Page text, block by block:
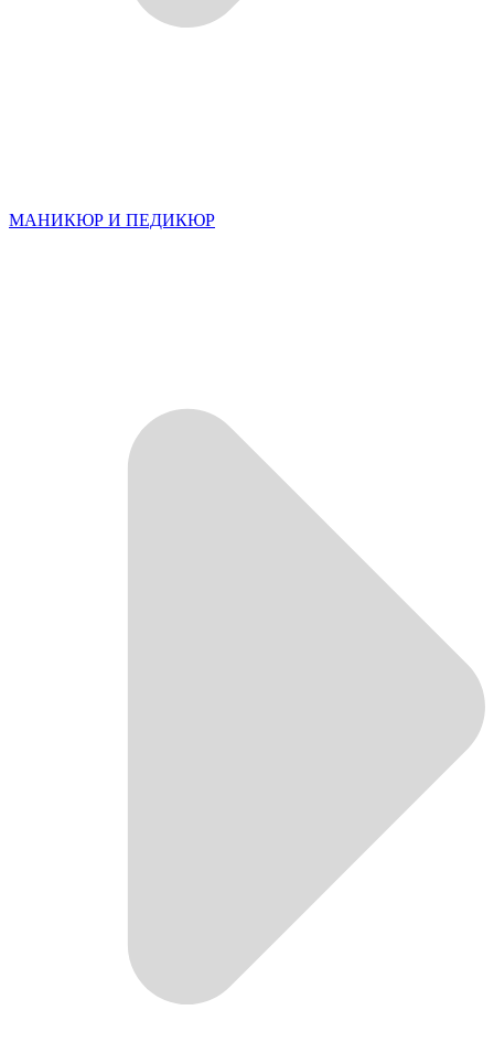
МАНИКЮР И ПЕДИКЮР